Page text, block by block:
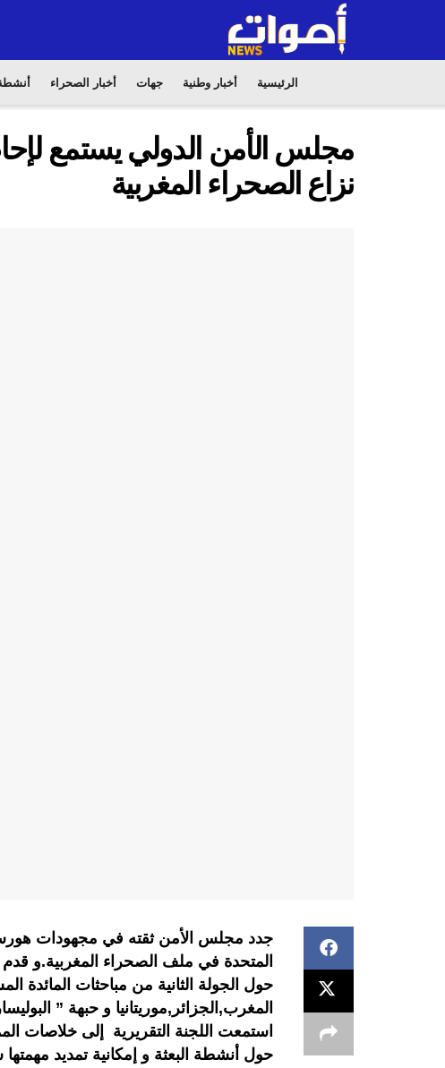
الرئيسية أخبار وطنية جهات أخبار الصحراء
مجلس الأمن الدولي يستمع
نزاع الصحراء المغربية
جدد مجلس الأمن ثقته في مجهودات
المتحدة في ملف الصحراء المغربية.و
حول الجولة الثانية من مباحثات المائدة
المغرب,الجزائر,موريتانيا و حبهة ”
استمعت اللجنة التقريرية إلى خلاصات
حول أنشطة البعثة و إمكانية تمديد